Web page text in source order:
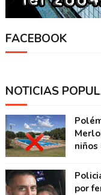
FACEBOOK
NOTICIAS
por